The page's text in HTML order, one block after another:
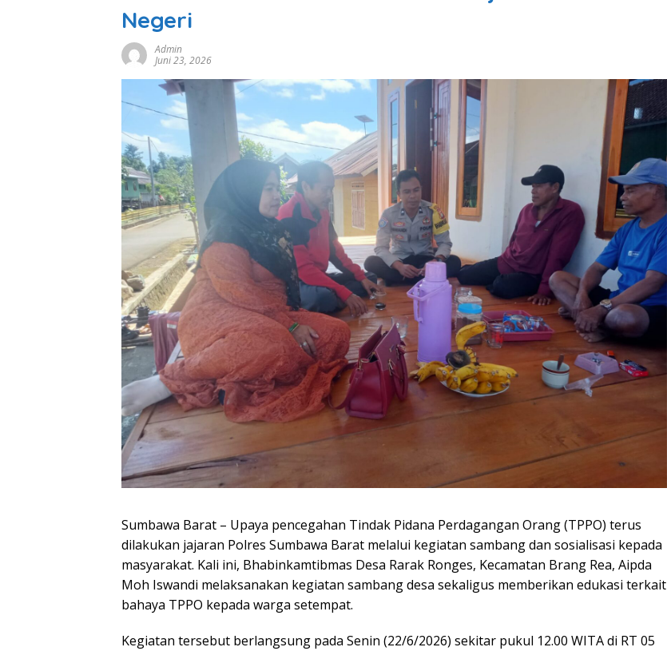
Negeri
Admin
Juni 23, 2026
Sumbawa Barat – Upaya pencegahan Tindak Pidana Perdagangan Orang (TPPO) terus
dilakukan jajaran Polres Sumbawa Barat melalui kegiatan sambang dan sosialisasi kepada
masyarakat. Kali ini, Bhabinkamtibmas Desa Rarak Ronges, Kecamatan Brang Rea, Aipda
Moh Iswandi melaksanakan kegiatan sambang desa sekaligus memberikan edukasi terkait
bahaya TPPO kepada warga setempat.
Kegiatan tersebut berlangsung pada Senin (22/6/2026) sekitar pukul 12.00 WITA di RT 05